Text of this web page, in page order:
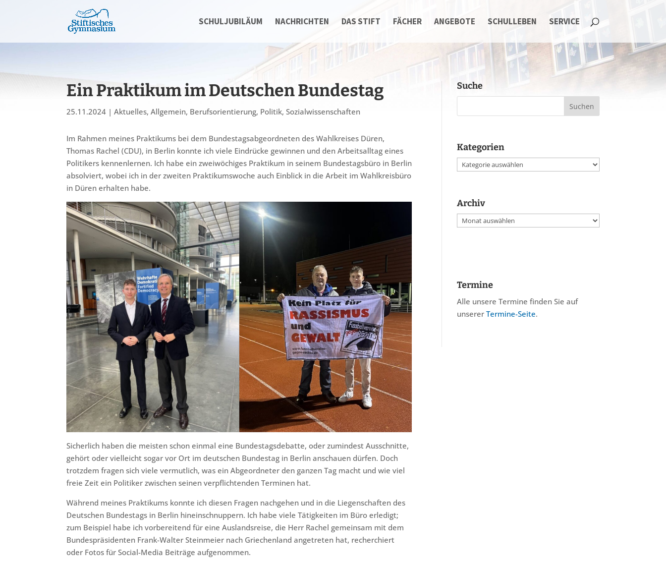
SCHULJUBILÄUM NACHRICHTEN DAS STIFT FÄCHER ANGEBOTE SCHULLEBEN SERVICE
Ein Praktikum im Deutschen Bundestag
25.11.2024 |Aktuelles,Allgemein, Berufsorientierung, Politik,Sozialwissenschaften
Im Rahmen meines Praktikums bei dem Bundestagsabgeordneten des Wahlkreises Düren,
Thomas Rachel (CDU), in Berlin konnte ich viele Eindrücke gewinnen und den Arbeitsalltag eines
Politikers kennenlernen. Ich habe ein zweiwöchiges Praktikum in seinem Bundestagsbüro in Berlin
absolviert, wobei ich in der zweiten Praktikumswoche auch Einblick in die Arbeit im Wahlkreisbüro
in Düren erhalten habe.
Sicherlich haben die meisten schon einmal eine Bundestagsdebatte, oder zumindest Ausschnitte,
gehört oder vielleicht sogar vor Ort im deutschen Bundestag in Berlin anschauen dürfen. Doch
trotzdem fragen sich viele vermutlich, was ein Abgeordneter den ganzen Tag macht und wie viel
freie Zeit ein Politiker zwischen seinen verpflichtenden Terminen hat.
Während meines Praktikums konnte ich diesen Fragen nachgehen und in die Liegenschaften des
Deutschen Bundestags in Berlin hineinschnuppern. Ich habe viele Tätigkeiten im Büro erledigt;
zum Beispiel habe ich vorbereitend für eine Auslandsreise, die Herr Rachel gemeinsam mit dem
Bundespräsidenten Frank-Walter Steinmeier nach Griechenland angetreten hat, recherchiert
oder Fotos für Social-Media Beiträge aufgenommen.
Suche
Kategorien
Kategorien
Archiv
Archiv
Termine
Alle unsere Termine finden Sie auf
unserer Termine-Seite.